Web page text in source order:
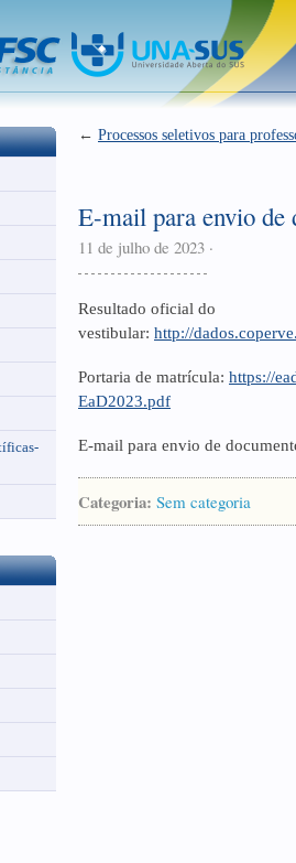
← Processos seletivos para
E-mail para envio de
11 de julho de 2023 ·
Resultado oficial do
vestibular: http://
Portaria de matrícula: https://
EaD2023.pdf
E-mail para envio de
Categoria: Sem categoria